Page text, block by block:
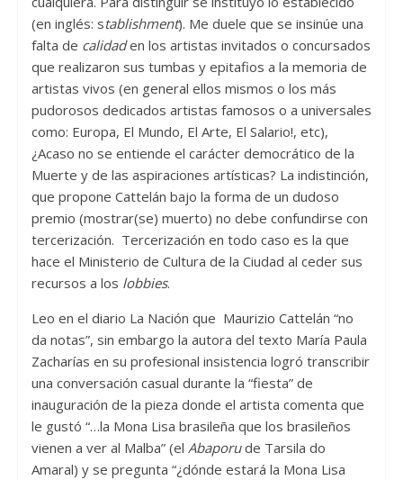
(en inglés: stablishment). Me duele que se insinúe una
falta de calidaden los artistas invitados o concursados
que realizaron sus tumbas y epitafios a la memoria de
artistas vivos (en general ellos mismos o los más
pudorosos dedicados artistas famosos o a universales
como: Europa, El Mundo, El Arte, El Salario!, etc),
¿Acaso no se entiende el carácter democrático de la
Muerte y de las aspiraciones artísticas? La indistinción,
que propone Cattelán bajo la forma de un dudoso
premio (mostrar(se) muerto) no debe confundirse con
tercerización. Tercerización en todo caso es la que
hace el Ministerio de Cultura de la Ciudad al ceder sus
recursos a los lobbies.
Leo en el diario La Nación que Maurizio Cattelán “no
da notas”, sin embargo la autora del texto María Paula
Zacharías en su profesional insistencia logró transcribir
una conversación casual durante la “fiesta” de
inauguración de la pieza donde el artista comenta que
le gustó “…la Mona Lisa brasileña que los brasileños
vienen a ver al Malba” (el Abaporude Tarsila do
Amaral) y se pregunta “¿dónde estará la Mona Lisa